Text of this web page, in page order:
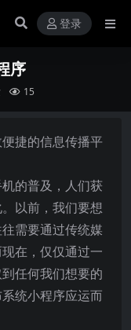
登录
序
15
捷的信息传播平
的普及，人们获
以前，我们要想
需要通过传统媒
在，仅仅通过一
任何我们想要的
统小程序应运而